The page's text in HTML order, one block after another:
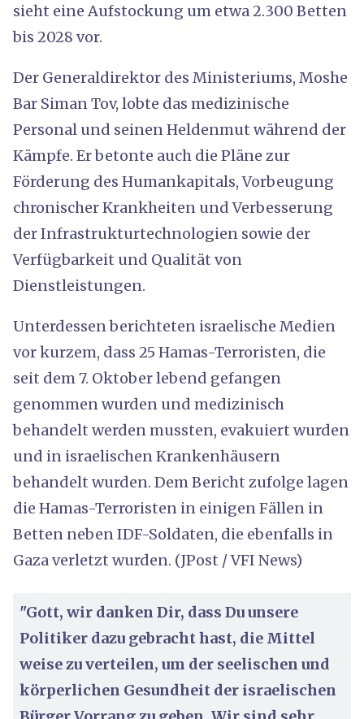
sieht eine Aufstockung um etwa 2.300 Betten
bis 2028 vor.
Der Generaldirektor des Ministeriums, Moshe
Bar Siman Tov, lobte das medizinische
Personal und seinen Heldenmut während der
Kämpfe. Er betonte auch die Pläne zur
Förderung des Humankapitals, Vorbeugung
chronischer Krankheiten und Verbesserung
der Infrastrukturtechnologien sowie der
Verfügbarkeit und Qualität von
Dienstleistungen.
Unterdessen berichteten israelische Medien
vor kurzem, dass 25 Hamas-Terroristen, die
seit dem 7. Oktober lebend gefangen
genommen wurden und medizinisch
behandelt werden mussten, evakuiert wurden
und in israelischen Krankenhäusern
behandelt wurden. Dem Bericht zufolge lagen
die Hamas-Terroristen in einigen Fällen in
Betten neben IDF-Soldaten, die ebenfalls in
Gaza verletzt wurden. (JPost / VFI News)
"Gott, wir danken Dir, dass Du unsere
Politiker dazu gebracht hast, die Mittel
weise zu verteilen, um der seelischen und
körperlichen Gesundheit der israelischen